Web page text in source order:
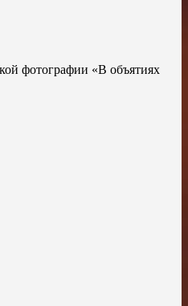
фотографии «В объятиях